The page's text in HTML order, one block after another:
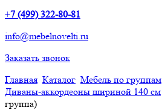
+7 (499) 322-80-81
info@mebelnovelti.ru
Заказать звонок
Главная Каталог Мебель по группам
Диваны-аккордеоны шириной 140 см
группа)